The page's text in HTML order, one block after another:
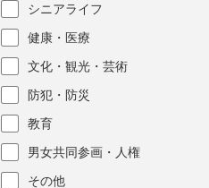
シニアライフ
健康・医療
文化・観光・芸術
防犯・防災
教育
男女共同参画・人権
その他